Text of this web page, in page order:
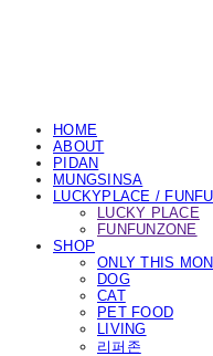
HOME
ABOUT
PIDAN
MUNGSINSA
LUCKYPLACE /
LUCKY PLACE
FUNFUNZONE
SHOP
ONLY THIS
DOG
CAT
PET FOOD
LIVING
리퍼존